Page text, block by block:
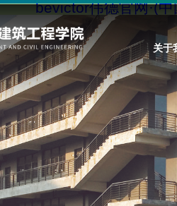
bevictor伟德官网·(
关于